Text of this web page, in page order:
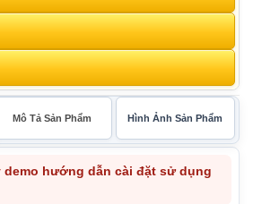
Mô Tả Sản Phẩm Hình Ảnh Sản Phẩm
demo hướng dẫn cài đặt sử dụng